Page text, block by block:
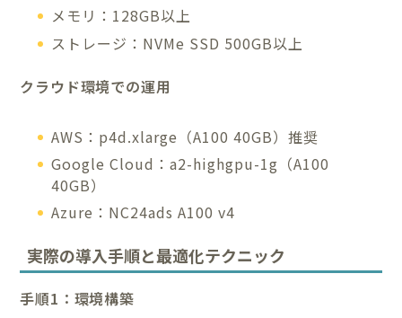
メモリ：128GB以上
ストレージ：NVMe SSD 500GB以上
クラウド環境での運用
AWS：p4d.xlarge（A100 40GB）推奨
Google Cloud：a2-highgpu-1g（A100
40GB）
Azure：NC24ads A100 v4
実際の導入手順と最適化テクニック
手順1：環境構築